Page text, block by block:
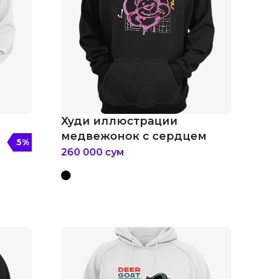
5%
Худи иллюстрации
медвежонок с сердцем
260 000 сум